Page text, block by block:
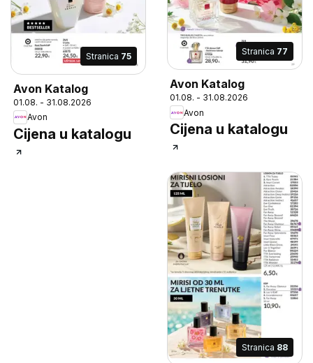
Stranica 75
Avon Katalog
01.08. - 31.08.2026
Avon
Cijena u katalogu
Stranica 77
Avon Katalog
01.08. - 31.08.2026
Avon
Cijena u katalogu
Stranica 88